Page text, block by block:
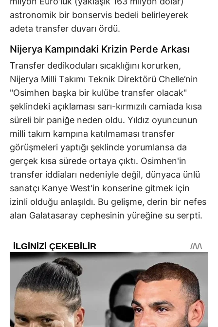
astronomik bir bonservis bedeli belirleyerek
adeta transfer duvarı ördü.
Nijerya Kampındaki Krizin Perde Arkası
Transfer dedikoduları sıcaklığını korurken,
Nijerya Milli Takımı Teknik Direktörü Chelle’nin
"Osimhen başka bir kulübe transfer olacak"
şeklindeki açıklaması sarı-kırmızılı camiada kısa
süreli bir paniğe neden oldu. Yıldız oyuncunun
milli takım kampına katılmaması transfer
görüşmeleri yaptığı şeklinde yorumlansa da
gerçek kısa sürede ortaya çıktı. Osimhen'in
transfer iddiaları nedeniyle değil, dünyaca ünlü
sanatçı Kanye West'in konserine gitmek için
izinli olduğu anlaşıldı. Bu gelişme, derin bir nefes
alan Galatasaray cephesinin yüreğine su serpti.